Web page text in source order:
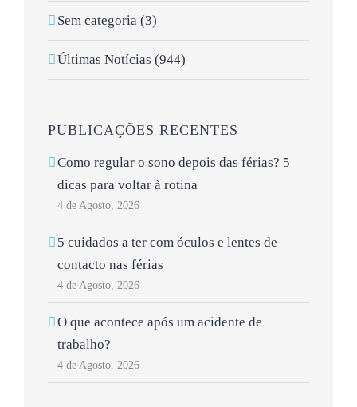
Sem categoria (3)
Últimas Notícias (944)
PUBLICAÇÕES RECENTES
Como regular o sono depois das férias? 5
dicas para voltar à rotina
4 de Agosto, 2026
5 cuidados a ter com óculos e lentes de
contacto nas férias
4 de Agosto, 2026
O que acontece após um acidente de
trabalho?
4 de Agosto, 2026